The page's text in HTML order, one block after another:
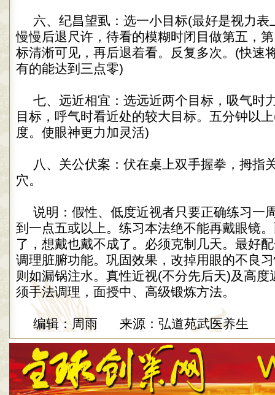
六、纪昌望虱：选一小目标(最好是视力表
慢慢后退尺许，待看的模糊时闭目做第五，
标清淅可见，再后退着看。反复多次。(快速
有的能达到三点零)
七、远近相宜：选远近两个目标，吸气时
目标，呼气时看近处的较大目标。五分钟以
度。使眼神更力加灵活)
八、关公伏案：伏在桌上双手握拳，拇指
穴。
说明：假性、低度近视者只要正确练习一
到一点五或以上。练习本法绝不能再戴眼镜
了，想戴也戴不成了。必须克制几天。最好
调理脏腑功能。巩固效果，改掉用眼的不良
则如漏锅注水。真性近视(不分先后天)及高度
须手法调理，面授中、高级锻炼方法。
编辑：周雨 来源：弘道苑武医养生